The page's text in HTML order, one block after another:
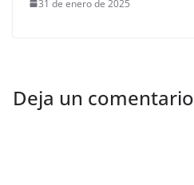
31 de enero de 2025
Deja un comentario